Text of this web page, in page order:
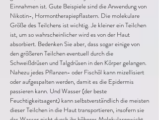
Einnahmen ist. Gute Beispiele sind die Anwendung von
Nikotin-, Hormontherapiepflastern. Die molekulare
Größe des Teilchens ist wichtig. Je kleiner ein Teilchen
ist, um so wahrscheinlicher wird es von der Haut
absorbiert. Bedenken Sie aber, dass sogar einige von
den größeren Teilchen eventuell durch die
Schweißdrüsen und Talgdrüsen in den Körper gelangen.
Nahezu jedes Pflanzen- oder Fischöl kann mizellisiert
oder aufgespalten werden, damit es die Epidermis
passieren kann. Und Wasser (der beste
Feuchtigkeitsagent) kann selbstverständlich die meisten
dieser Teilchen in die Haut transportieren, insofern sie